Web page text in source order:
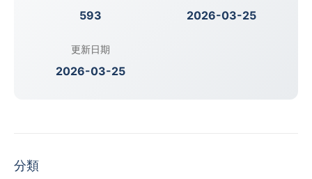
593 2026-03-25
更新日期
2026-03-25
分類